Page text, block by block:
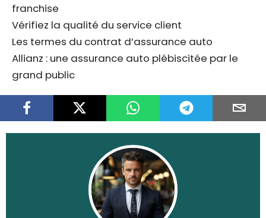
franchise
Vérifiez la qualité du service client
Les termes du contrat d’assurance auto
Allianz : une assurance auto plébiscitée par le
grand public